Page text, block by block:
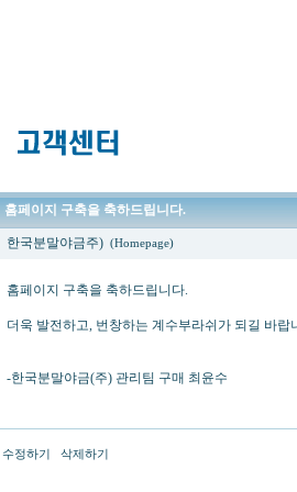
홈페이지 구축을 축하드립니다.
한국분말야금주) (Homepage)
홈페이지 구축을 축하드립니다.
더욱 발전하고, 번창하는 계수부라쉬가 되길 바랍
-한국분말야금(주) 관리팀 구매 최윤수
수정하기 삭제하기